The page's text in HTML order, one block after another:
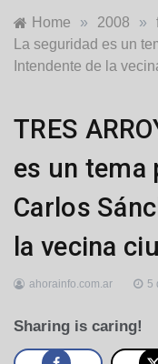
Home » 2008 »
La seguridad es un
Intendente de la
Locales
TRES
es un tema
Carlos
la vecina
ahorainfo.com.ar 5
Sharing is caring!